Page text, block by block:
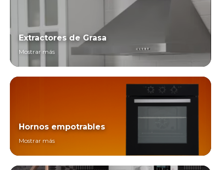
Extractores de Grasa
Mostrar más
Hornos empotrables
Mostrar más